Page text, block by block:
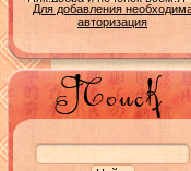
Для добавления
авторизация